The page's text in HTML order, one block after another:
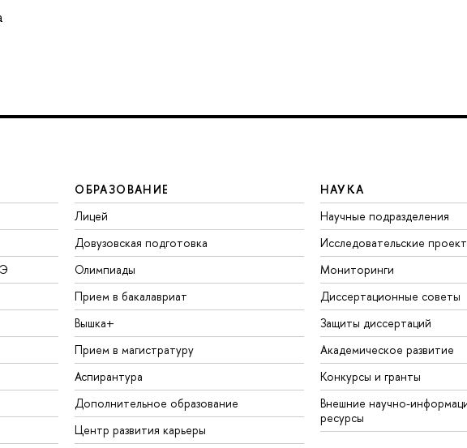
ОБРАЗОВАНИЕ
Лицей
Довузовская подготовка
Олимпиады
Прием в бакалавриат
Вышка+
Прием в магистратуру
Аспирантура
Дополнительное образование
Центр развития карьеры
НАУКА
Научные подразделения
Исследовательские
Мониторинги
Диссертационные советы
Защиты диссертаций
Академическое развитие
Конкурсы и гранты
Внешние научно-
ресурсы